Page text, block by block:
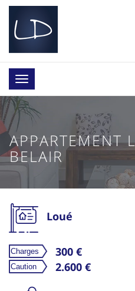
Toggle
navigation
APPARTEMENT
BELAIR
Loué
300 €
2.600 €